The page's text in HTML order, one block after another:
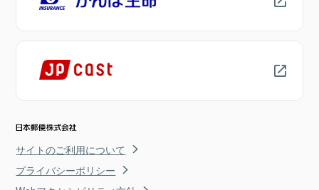
サイトのご利用について
プライバシーポリシー